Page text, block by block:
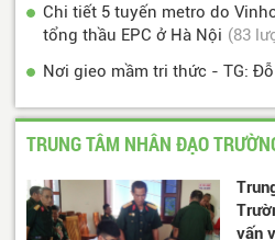
Chi tiết 5 tuyến metro do
tổng thầu EPC ở Hà Nội (83
Nơi gieo mầm tri thức - TG:
TRUNG TÂM NHÂN ĐẠO
vấn